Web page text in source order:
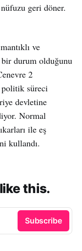
geri döner.
ve
bir durum olduğunu
2
politik süreci
devletine
Normal
ile eş
kullandı.
this.
Subscribe